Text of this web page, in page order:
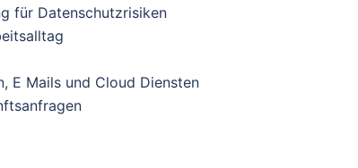
für Datenschutzrisiken
E Mails und Cloud Diensten